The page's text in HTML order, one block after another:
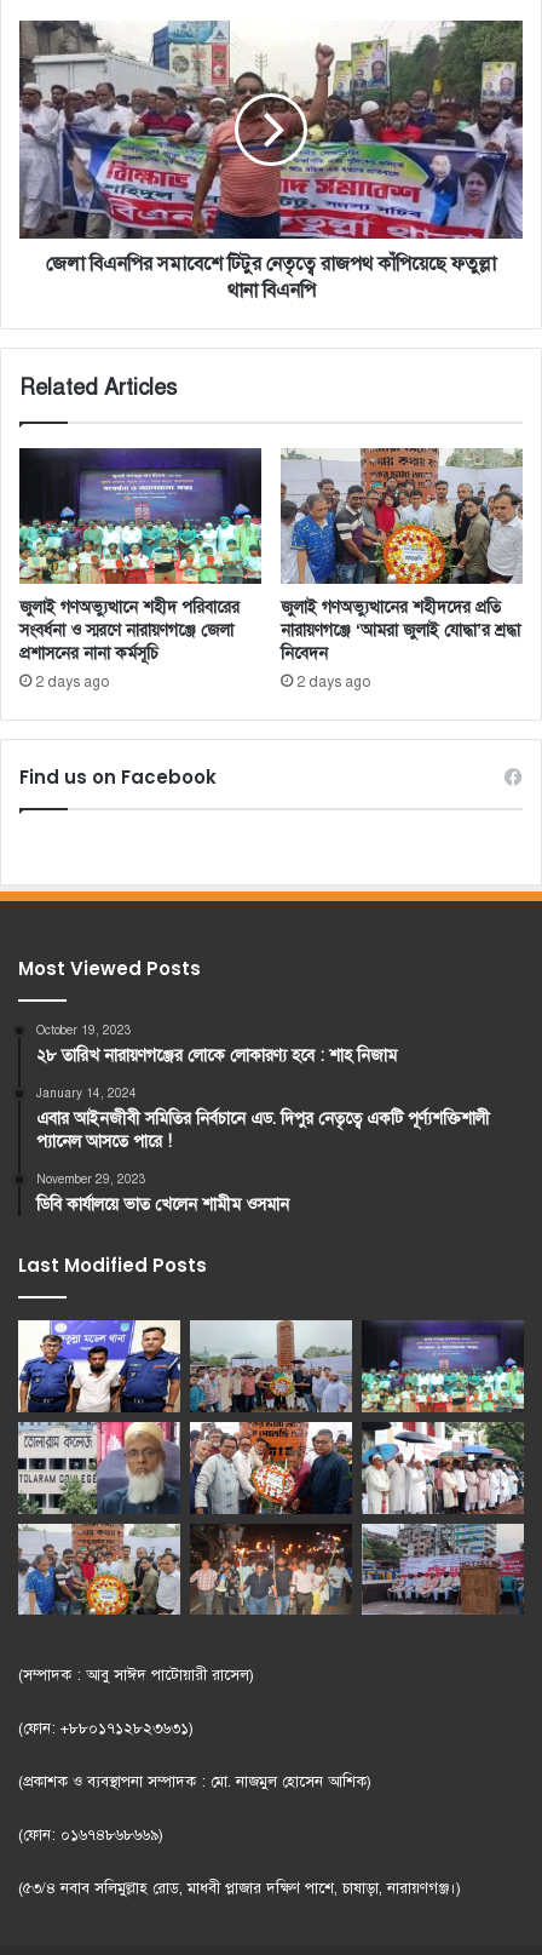
জেলা
বিএনপির
সমাবেশে
টিটুর
নেতৃত্বে
রাজপথ
কাঁপিয়েছে
ফতুল্লা
থানা
বিএনপিজেলা বিএনপির সমাবেশে টিটুর নেতৃত্বে রাজপথ কাঁপিয়েছে ফতুল্লা
থানা বিএনপি
Related Articles
জুলাই গণঅভ্যুত্থানে শহীদ পরিবারের
সংবর্ধনা ও স্মরণে নারায়ণগঞ্জে জেলা
প্রশাসনের নানা কর্মসূচি
2 days ago
জুলাই গণঅভ্যুত্থানের শহীদদের প্রতি
নারায়ণগঞ্জে ‘আমরা জুলাই যোদ্ধা’র শ্রদ্ধা
নিবেদন
2 days ago
Find us on Facebook
Most Viewed Posts
October 19, 2023
২৮ তারিখ নারায়ণগঞ্জের লোকে লোকারণ্য হবে : শাহ নিজাম
January 14, 2024
এবার আইনজীবী সমিতির নির্বচানে এড. দিপুর নেতৃত্বে একটি পূর্ণ্যশক্তিশালী
প্যানেল আসতে পারে !
November 29, 2023
ডিবি কার্যালয়ে ভাত খেলেন শামীম ওসমান
Last Modified Posts
(সম্পাদক : আবু সাঈদ পাটোয়ারী রাসেল)
(ফোন: +৮৮০১৭১২৮২৩৬৩১)
(প্রকাশক ও ব্যবস্থাপনা সম্পাদক : মো. নাজমুল হোসেন আশিক)
(ফোন: ০১৬৭৪৮৬৮৬৬৯)
(৫৩/৪ নবাব সলিমুল্লাহ রোড, মাধবী প্লাজার দক্ষিণ পাশে, চাষাড়া, নারায়ণগঞ্জ।)